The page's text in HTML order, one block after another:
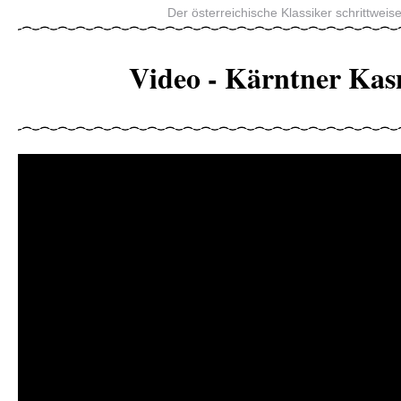
Der österreichische Klassiker
Video - Kärntner